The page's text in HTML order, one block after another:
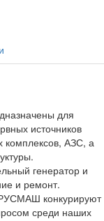
для
источников
комплексов, АЗС, а
генератор и
и ремонт.
конкурируют
среди наших